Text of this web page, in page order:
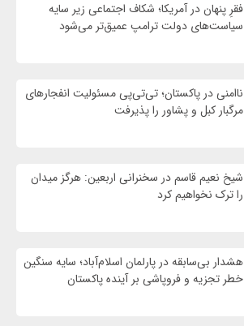
فقرِ پنهان در آمریکا؛ شکاف اجتماعی زیر سایه
سیاست‌های دولت ترامپ عمیق‌تر می‌شود
ناامنی در پاکستان؛ تی‌تی‌پی مسئولیت انفجارهای
مرگبار کبل و پشاور را پذیرفت
شیخ نعیم قاسم در سخنرانی اربعین: هرگز میدان
را ترک نخواهیم کرد
هشدار بی‌سابقه در پارلمان اسلام‌آباد؛ سایه سنگین
خطر تجزیه و فروپاشی بر آینده پاکستان